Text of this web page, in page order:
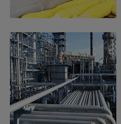
Jobbmejl*